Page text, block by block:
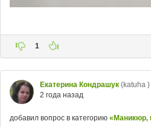
1
Екатерина Кондрашук (katuha )
2 года назад
добавил вопрос в категорию «Маникюр,